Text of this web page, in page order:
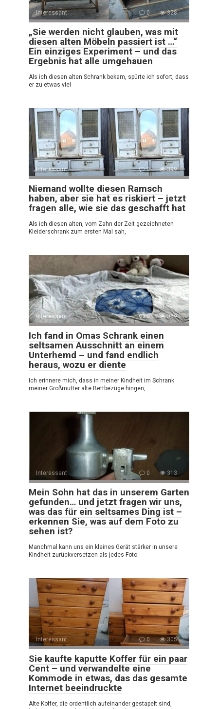
Interessant 0 328
„Sie werden nicht glauben, was mit
diesen alten Möbeln passiert ist …“
Ein einziges Experiment – und das
Ergebnis hat alle umgehauen
Als ich diesen alten Schrank bekam, spürte ich sofort, dass
er zu etwas viel
Interessant 0 399
Niemand wollte diesen Ramsch
haben, aber sie hat es riskiert – jetzt
fragen alle, wie sie das geschafft hat
Als ich diesen alten, vom Zahn der Zeit gezeichneten
Kleiderschrank zum ersten Mal sah,
Interessant 0 359
Ich fand in Omas Schrank einen
seltsamen Ausschnitt an einem
Unterhemd – und fand endlich
heraus, wozu er diente
Ich erinnere mich, dass in meiner Kindheit im Schrank
meiner Großmutter alte Bettbezüge hingen,
Interessant 0 313
Mein Sohn hat das in unserem Garten
gefunden… und jetzt fragen wir uns,
was das für ein seltsames Ding ist –
erkennen Sie, was auf dem Foto zu
sehen ist?
Manchmal kann uns ein kleines Gerät stärker in unsere
Kindheit zurückversetzen als jedes Foto.
Interessant 0 305
Sie kaufte kaputte Koffer für ein paar
Cent – und verwandelte eine
Kommode in etwas, das das gesamte
Internet beeindruckte
Alte Koffer, die ordentlich aufeinander gestapelt sind,